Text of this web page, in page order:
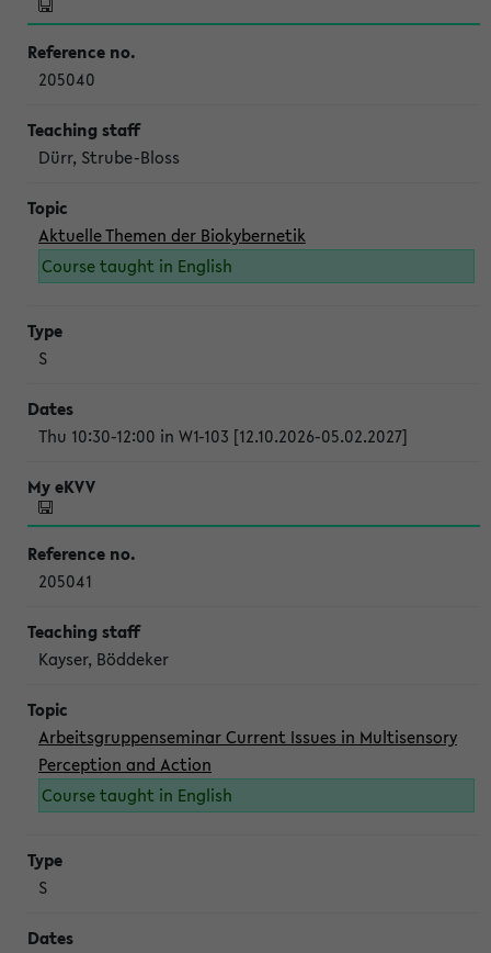
205040
Dürr, Strube-Bloss
Aktuelle Themen der Biokybernetik
Course taught in English
S
Thu 10:30-12:00 in W1-103 [12.10.2026-05.02.2027]
205041
Kayser, Böddeker
Arbeitsgruppenseminar Current Issues in Multisensory
Perception and Action
Course taught in English
S